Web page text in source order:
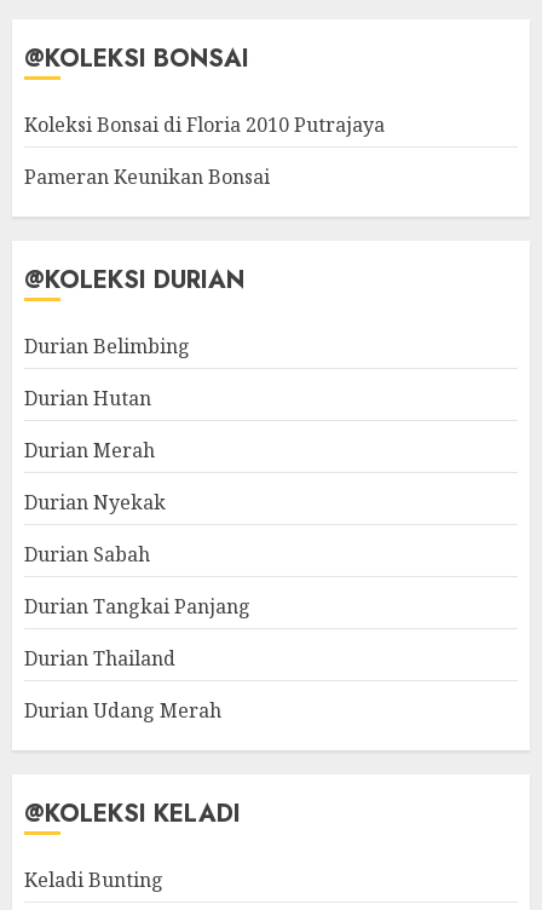
@KOLEKSI BONSAI
Koleksi Bonsai di Floria 2010 Putrajaya
Pameran Keunikan Bonsai
@KOLEKSI DURIAN
Durian Belimbing
Durian Hutan
Durian Merah
Durian Nyekak
Durian Sabah
Durian Tangkai Panjang
Durian Thailand
Durian Udang Merah
@KOLEKSI KELADI
Keladi Bunting